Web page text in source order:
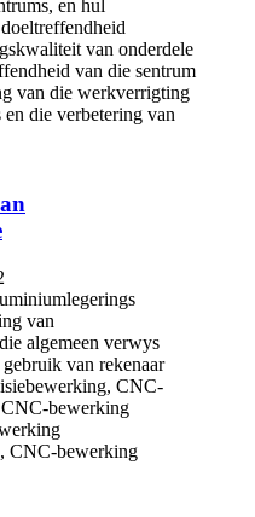
en hul
van onderdele
van die sentrum
van die werkverrigting
die verbetering van
van
algemeen verwys
van rekenaar
CNC-
bewerking
CNC-bewerking